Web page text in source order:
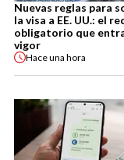
Nuevas reglas para
la visa a EE. UU.: el
obligatorio que
vigor
Haceuna hora